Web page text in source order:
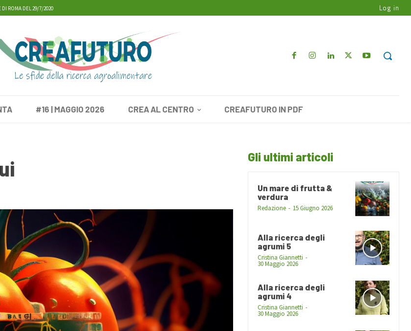
DI ROMA DEL 29/7/2020 Log in
#16 | MAGGIO 2026 CREA AL CENTRO CREAFUTURO IN PDF
Gli ultimi articoli
Un mare di frutta &
verdura
Redazione - 15 Giugno 2026
Alla ricerca degli
agrumi 5
Cristina Giannetti -
30 Maggio 2026
Alla ricerca degli
agrumi 4
Cristina Giannetti -
30 Maggio 2026